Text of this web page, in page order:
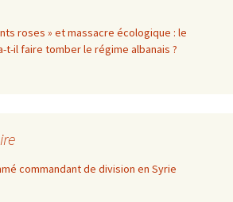
roses » et massacre écologique : le
t-il faire tomber le régime albanais ?
commandant de division en Syrie